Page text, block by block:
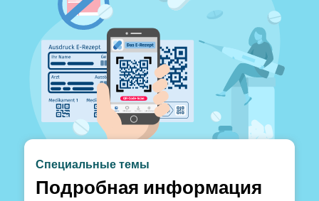
Специальные темы
Подробная информация